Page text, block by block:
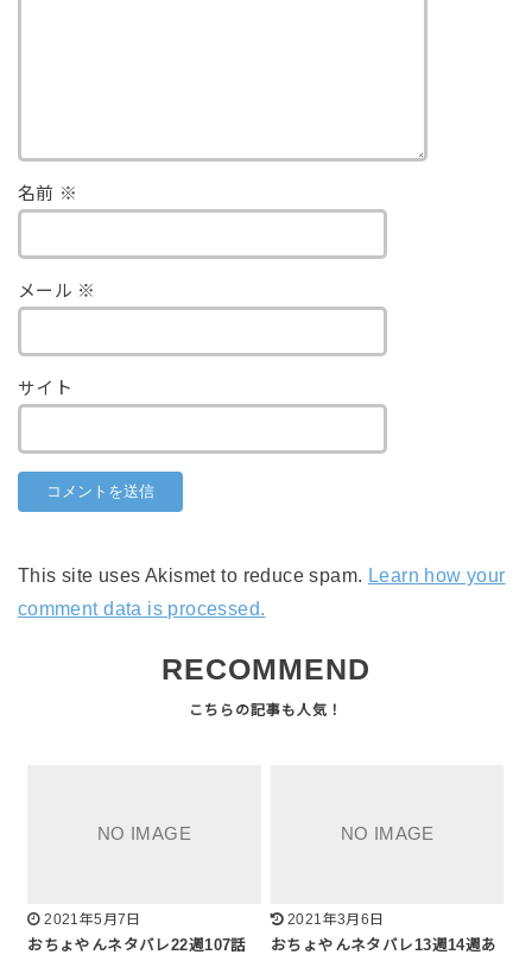
名前 ※
メール ※
サイト
This site uses Akismet to reduce spam. Learn how your
comment data is processed.
RECOMMEND
2021年5月7日
おちょやんネタバレ22週107話
2021年3月6日
おちょやんネタバレ13週14週あ